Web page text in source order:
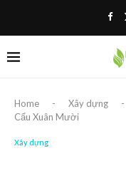
Home - Xây dựng -
Cẩu Xuân Mười
Xây dựng